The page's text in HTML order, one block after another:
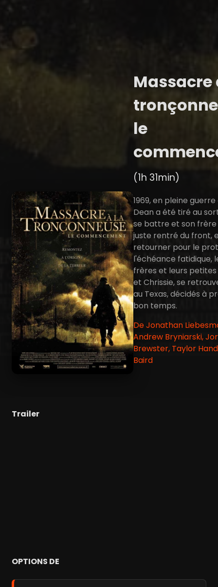
Massacre
le
(1h 31min)
1969, en pleine
Dean a été tiré au
se battre et son
juste rentré du front,
retourner pour le
l'échéance fatidique,
frères et leurs petites
et Chrissie, se
au Texas, décidés à
bon temps.
De Jonathan
Andrew Bryniarski,
Brewster, Taylor
Baird
Trailer
OPTIONS DE